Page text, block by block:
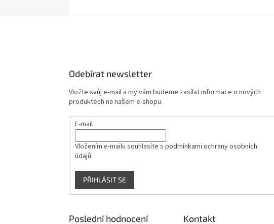
Odebírat newsletter
Vložte svůj e-mail a my vám budeme zasílat informace o nových
produktech na našem e-shopu.
E-mail
Vložením e-mailu souhlasíte s podmínkami ochrany osobních
údajů
PŘIHLÁSIT SE
Poslední hodnocení
Kontakt